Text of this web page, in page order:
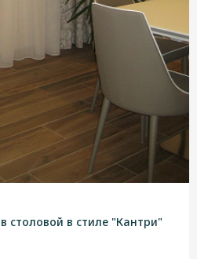
столовой в стиле "Кантри"